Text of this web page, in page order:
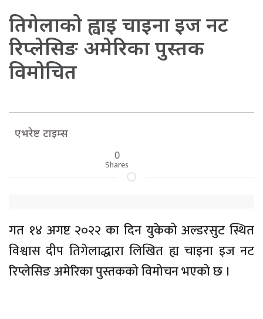
तिगेलाको ह्वाइ चाइना इज नट
रिप्लेसिङ अमेरिका पुस्तक
विमोचित
एभरेष्ट टाइम्स
0
Shares
गत १४ अगष्ट २०२२ का दिन युकेको अल्डरसुट स्थित
विश्वास दीप तिगेलाद्धारा लिखित ह्य चाइना इज नट
रिप्लेसिङ अमेरिका पुस्तकको विमोचन भएको छ ।